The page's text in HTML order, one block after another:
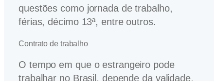
questões como jornada de trabalho,
férias, décimo 13ª, entre outros.
Contrato de trabalho
O tempo em que o estrangeiro pode
trabalhar no Brasil, depende da validade,